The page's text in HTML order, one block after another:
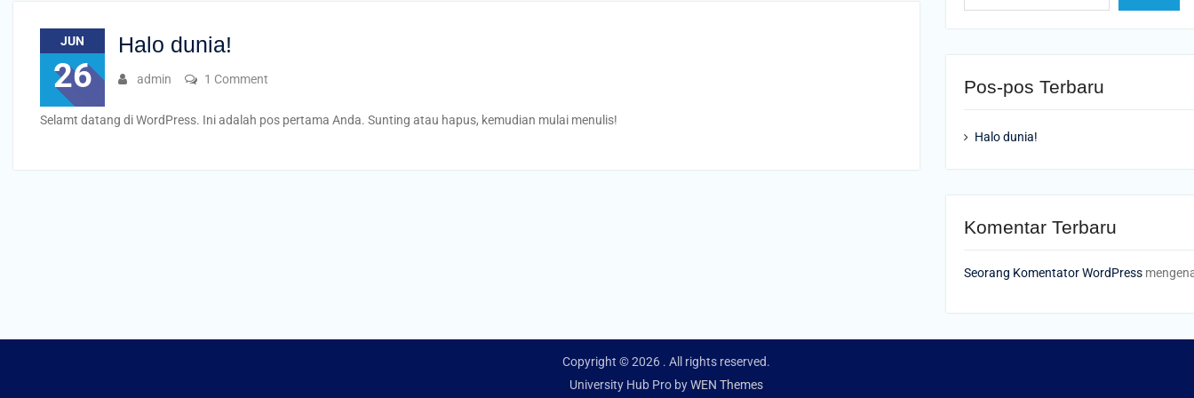
JUN
26
Halo dunia!
admin 1 Comment
Selamt datang di WordPress. Ini adalah pos pertama Anda. Sunting atau hapus, kemudian mulai menulis!
Pos-pos Terbaru
Halo dunia!
Komentar Terbaru
Seorang Komentator WordPress
Copyright © 2026 . All rights reserved.
University Hub Pro byWEN Themes